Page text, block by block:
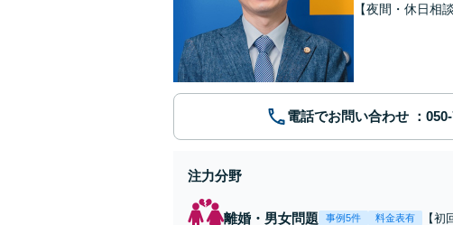
【夜間・休日相
電話でお問い合わせ
注力分野
離婚・男女問題 事例5件 料金表有
【